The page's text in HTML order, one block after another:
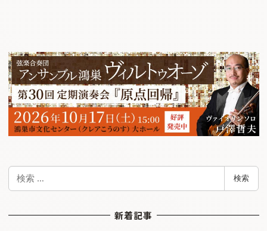
検
検索
新着記事